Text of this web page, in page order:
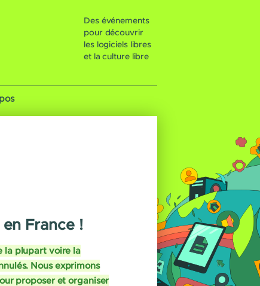
Des événements
pour découvrir
les logiciels libres
et la culture libre
France !
la plupart voire la
Nous exprimons
proposer et organiser